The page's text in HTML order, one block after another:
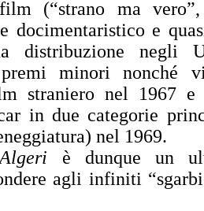
(“strano ma
docimentaristico e
distribuzione negli
minori nonché
straniero nel 1967 e
in due categorie
nel 1969.
è dunque un
agli infiniti